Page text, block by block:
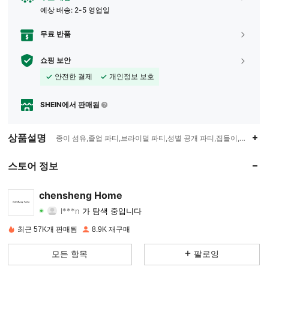
예상 배송: 2-5 영업일
무료 반품
쇼핑 보안
안전한 결제
개인정보 보호
SHEIN에서 판매됨
상품설명 종이 섬유,졸업 파티,브라이덜 파티,성별 공개 파티,집들이,개강 파티,웨딩
스토어 정보
chensheng Home
4.83
4.83
가 탐색 중입니다
4.83 등급 58아이템 1K팔로워
4.83 58 1K
최근 57K개 판매됨 8.9K 재구매
모든 항목 팔로잉